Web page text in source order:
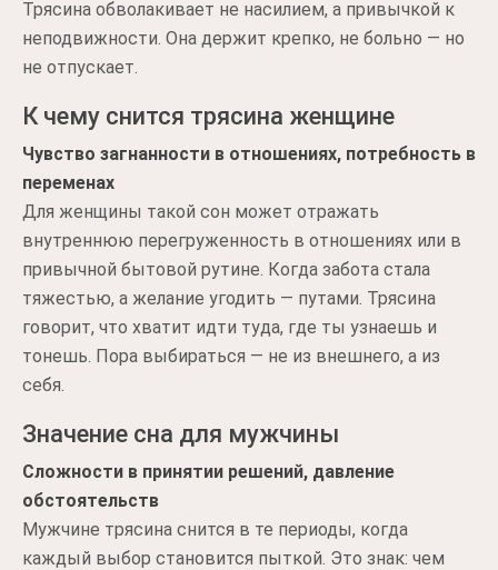
Трясина обволакивает не насилием, а привычкой к
неподвижности. Она держит крепко, не больно — но
не отпускает.
К чему снится трясина женщине
Чувство загнанности в отношениях, потребность в
переменах
Для женщины такой сон может отражать
внутреннюю перегруженность в отношениях или в
привычной бытовой рутине. Когда забота стала
тяжестью, а желание угодить — путами. Трясина
говорит, что хватит идти туда, где ты узнаешь и
тонешь. Пора выбираться — не из внешнего, а из
себя.
Значение сна для мужчины
Сложности в принятии решений, давление
обстоятельств
Мужчине трясина снится в те периоды, когда
каждый выбор становится пыткой. Это знак: чем